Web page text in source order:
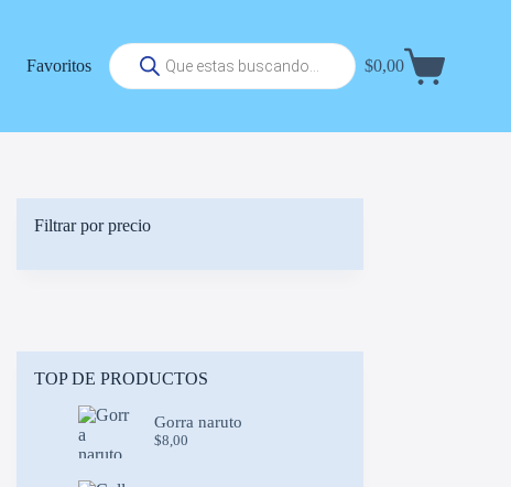
Favoritos
Búsqueda
de
productos
Carrito
$0,00
Filtrar por precio
TOP DE PRODUCTOS
Gorra naruto
$8,00